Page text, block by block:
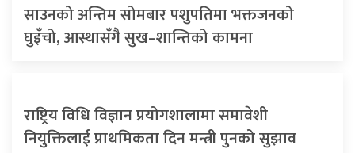
साउनको अन्तिम सोमबार पशुपतिमा भक्तजनको
घुइँचो, आस्थासँगै सुख–शान्तिको कामना
राष्ट्रिय विधि विज्ञान प्रयोगशालामा समावेशी
नियुक्तिलाई प्राथमिकता दिन मन्त्री पुनको सुझाव